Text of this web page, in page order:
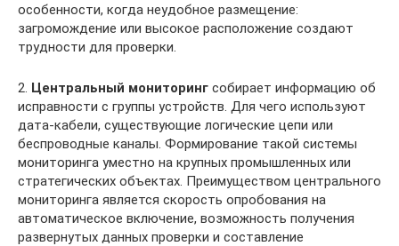
особенности, когда неудобное размещение:
загромождение или высокое расположение создают
трудности для проверки.
2. Центральный мониторинг собирает информацию об
исправности с группы устройств. Для чего используют
дата-кабели, существующие логические цепи или
беспроводные каналы. Формирование такой системы
мониторинга уместно на крупных промышленных или
стратегических объектах. Преимуществом центрального
мониторинга является скорость опробования на
автоматическое включение, возможность получения
развернутых данных проверки и составление